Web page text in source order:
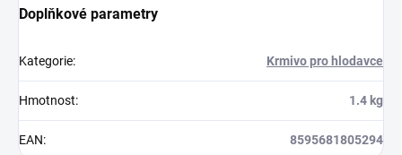
Doplňkové parametry
Kategorie: Krmivo pro hlodavce
Hmotnost: 1.4 kg
EAN: 8595681805294